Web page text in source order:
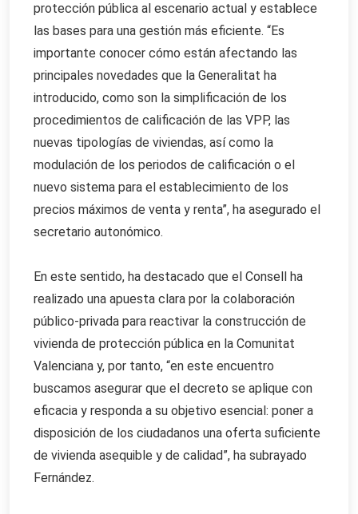
protección pública al escenario actual y establece
las bases para una gestión más eficiente. “Es
importante conocer cómo están afectando las
principales novedades que la Generalitat ha
introducido, como son la simplificación de los
procedimientos de calificación de las VPP, las
nuevas tipologías de viviendas, así como la
modulación de los periodos de calificación o el
nuevo sistema para el establecimiento de los
precios máximos de venta y renta”, ha asegurado el
secretario autonómico.
En este sentido, ha destacado que el Consell ha
realizado una apuesta clara por la colaboración
público-privada para reactivar la construcción de
vivienda de protección pública en la Comunitat
Valenciana y, por tanto, “en este encuentro
buscamos asegurar que el decreto se aplique con
eficacia y responda a su objetivo esencial: poner a
disposición de los ciudadanos una oferta suficiente
de vivienda asequible y de calidad”, ha subrayado
Fernández.